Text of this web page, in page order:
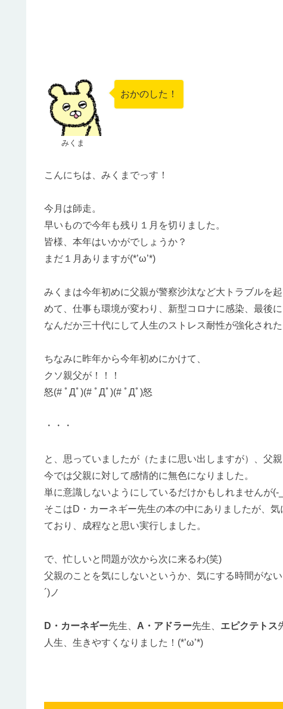
みくま
おかのした！
こんにちは、みくまでっす！
今月は師走。
早いもので今年も残り１月を切りました。
皆様、本年はいかがでしょうか？
まだ１月ありますが(*’ω’*)
みくまは今年初めに父親が警察沙汰など大トラブルを
めて、仕事も環境が変わり、新型コロナに感染、最後
なんだか三十代にして人生のストレス耐性が強化され
ちなみに昨年から今年初めにかけて、
クソ親父が！！！
怒(# ﾟДﾟ)(# ﾟДﾟ)(# ﾟДﾟ)怒
・・・
と、思っていましたが（たまに思い出しますが）、父
今では父親に対して感情的に無色になりました。
単に意識しないようにしているだけかもしれませんが(-
そこはD・カーネギー先生の本の中にありましたが、
ており、成程なと思い実行しました。
で、忙しいと問題が次から次に来るわ(笑)
父親のことを気にしないというか、気にする時間がな
´)ノ
D・カーネギー先生、 A・アドラー先生、 エピクテトス
人生、生きやすくなりました！(*’ω’*)